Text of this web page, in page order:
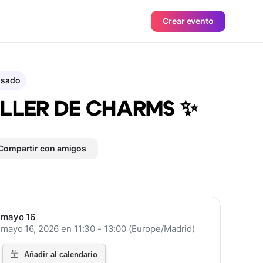
Crear evento
DE CHARMS ✨
con amigos
mayo 16
mayo 16, 2026 en 11:30 - 13:00 (Europe/Madrid)